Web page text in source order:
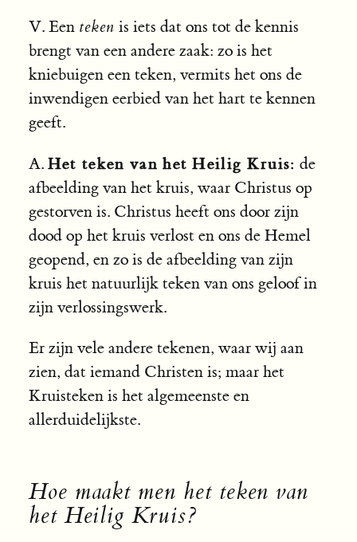
V. Een teken is iets dat ons tot de kennis
brengt van een andere zaak: zo is het
kniebuigen een teken, vermits het ons de
inwendigen eerbied van het hart te kennen
geeft.
A. Het teken van het Heilig Kruis: de
afbeelding van het kruis, waar Christus op
gestorven is. Christus heeft ons door zijn
dood op het kruis verlost en ons de Hemel
geopend, en zo is de afbeelding van zijn
kruis het natuurlijk teken van ons geloof in
zijn verlossingswerk.
Er zijn vele andere tekenen, waar wij aan
zien, dat iemand Christen is; maar het
Kruisteken is het algemeenste en
allerduidelijkste.
Hoe maakt men het teken van
het Heilig Kruis?